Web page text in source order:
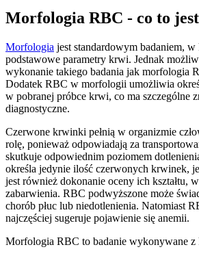
Morfologia RBC - co to
Morfologia jest standardowym badaniem, w
podstawowe parametry krwi. Jednak
wykonanie takiego badania jak morfologia
Dodatek RBC w morfologii umożliwia
w pobranej próbce krwi, co ma szczególne
diagnostyczne.
Czerwone krwinki pełnią w organizmie
rolę, ponieważ odpowiadają za
skutkuje odpowiednim poziomem
określa jedynie ilość czerwonych krwinek,
jest również dokonanie oceny ich kształtu,
zabarwienia. RBC podwyższone może
chorób płuc lub niedotlenienia. Natomiast
najczęściej sugeruje pojawienie się anemii.
Morfologia RBC to badanie wykonywane z